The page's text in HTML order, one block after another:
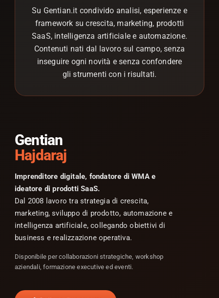
Su Gentian.it condivido analisi, esperienze e
framework su crescita, marketing, prodotti
SaaS, intelligenza artificiale e automazione.
Contenuti nati dal lavoro sul campo, senza
inseguire ogni novità e senza confondere
gli strumenti con i risultati.
Gentian
Hajdaraj
Imprenditore digitale, fondatore di WMA e
ideatore di prodotti SaaS.
Dal 2008 lavoro tra strategia di crescita,
marketing, sviluppo di prodotto, automazione e
intelligenza artificiale, collegando obiettivi di
business e realizzazione operativa.
Disponibile per collaborazioni strategiche, workshop
aziendali, formazione executive ed eventi.